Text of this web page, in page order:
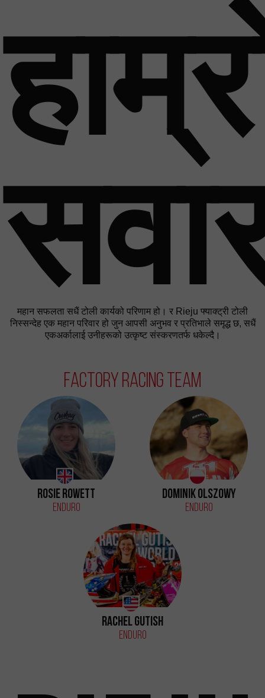
महान सफलता सधैं टोली कार्यको परिणाम हो। र Rieju फ्याक्ट्री टोली
निस्सन्देह एक महान परिवार हो जुन आपसी अनुभव र प्रतिभाले समृद्ध छ, सधैं
एकअर्कालाई उनीहरूको उत्कृष्ट संस्करणतर्फ धकेल्दै।
Factory Racing Team
Rosie Rowett
Enduro
Dominik Olszowy
Enduro
Rachel Gutish
Enduro